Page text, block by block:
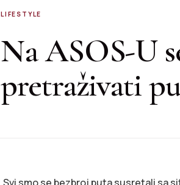
LIFESTYLE
Na ASOS-U
pretraživati